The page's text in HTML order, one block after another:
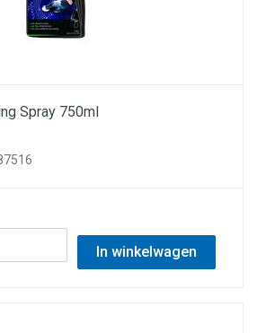
Spray 750ml
In winkelwagen